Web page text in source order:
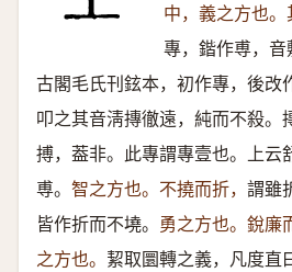
中，義之方也。
專，鍇作尃，
古閣毛氏刊鉉本，初作專，後改
叩之其音淸摶徹遠，純而不殺。
搏，葢非。此專謂專壹也。上云
尃。 智之方也。不撓而折， 謂雖
皆作折而不墝。 勇之方也。銳廉
之方也。 絜取圜轉之義，凡度直